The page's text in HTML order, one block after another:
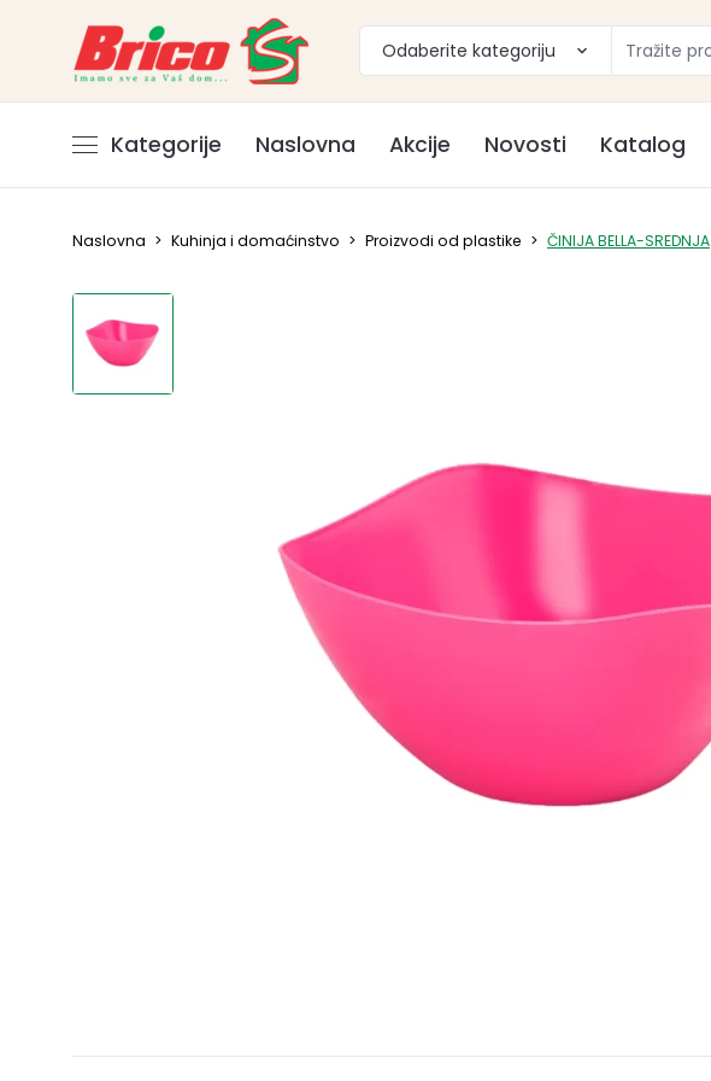
Odaberite kategoriju
Kategorije Naslovna Akcije Novosti Katalog
Naslovna > Kuhinja i domaćinstvo > Proizvodi od plastike > ČINIJA BELLA-SREDNJA